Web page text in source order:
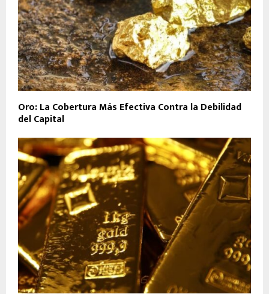
Oro: La Cobertura Más Efectiva Contra la Debilidad
del Capital